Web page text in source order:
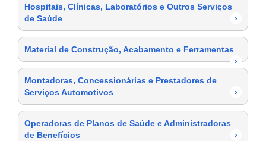
Hospitais, Clínicas, Laboratórios e Outros Serviços
de Saúde
›
Material de Construção, Acabamento e Ferramentas
›
Montadoras, Concessionárias e Prestadores de
Serviços Automotivos
›
Operadoras de Planos de Saúde e Administradoras
de Benefícios
›